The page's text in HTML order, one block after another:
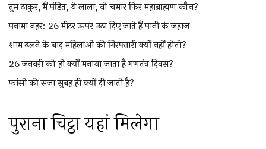
तुम ठाकुर, मैं पंडित, ये लाला, वो चमार फिर महाब्राह्मण कौन?
पनामा नहर: 26 मीटर ऊपर उठा दिए जाते हैं पानी के जहाज
शाम ढलने के बाद महिलाओं की गिरफ्तारी क्यों नहीं होती?
26 जनवरी को ही क्यों मनाया जाता है गणतंत्र दिवस?
फांसी की सजा सुबह ही क्यों दी जाती है?
पुराना चिट्ठा यहां मिलेगा